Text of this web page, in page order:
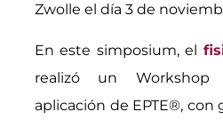
Zwolle el día 3 de
En este simposium, el
realizó un
aplicación de EPTE®,